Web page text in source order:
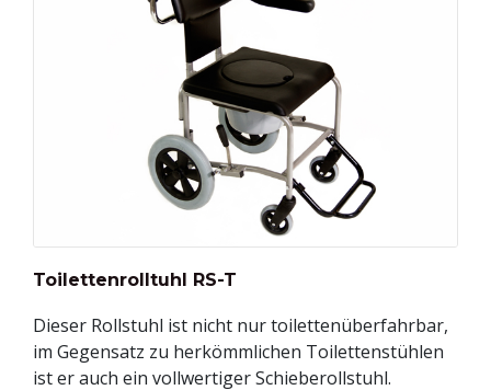
Toilettenrolltuhl RS-T
Dieser Rollstuhl ist nicht nur toilettenüberfahrbar,
im Gegensatz zu herkömmlichen Toilettenstühlen
ist er auch ein vollwertiger Schieberollstuhl.